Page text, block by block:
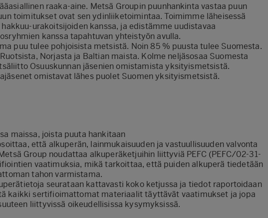
raaka-aine. Metsä Groupin puunhankinta vastaa puun
toimitukset ovat sen ydinliiketoimintaa. Toimimme läheisessä
urakoitsijoiden kanssa, ja edistämme uudistavaa
kanssa tapahtuvan yhteistyön avulla.
puu tulee pohjoisista metsistä. Noin 85 % puusta tulee Suomesta.
Norjasta ja Baltian maista. Kolme neljäsosaa Suomesta
Osuuskunnan jäsenien omistamista yksityismetsistä.
omistavat lähes puolet Suomen yksityismetsistä.
maissa, joista puuta hankitaan
että alkuperän, lainmukaisuuden ja vastuullisuuden valvonta
Group noudattaa alkuperäketjuihin liittyviä PEFC (PEFC/02-31-
vaatimuksia, mikä tarkoittaa, että puiden alkuperä tiedetään
tahon varmistama.
seurataan kattavasti koko ketjussa ja tiedot raportoidaan
kaikki sertifioimattomat materiaalit täyttävät vaatimukset ja jopa
liittyvissä oikeudellisissa kysymyksissä.